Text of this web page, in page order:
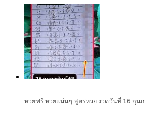
หวยฟรี หวยแม่นๆ สูตรหวย งวดวันที่ 16 กุม